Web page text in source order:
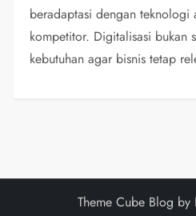
beradaptasi dengan teknologi
kompetitor. Digitalisasi bukan
kebutuhan agar bisnis tetap
Theme Cube Blog by